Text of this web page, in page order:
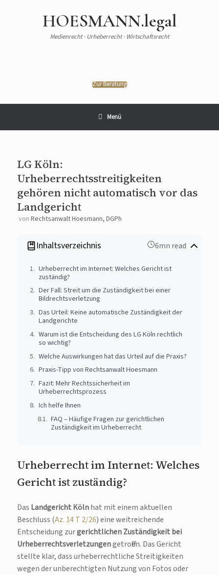
HOESMANN.legal
Medienrecht · Urheberrecht · Wirtschaftsrecht
Zur Beratung
Menü
LG Köln:
Urheberrechtsstreitigkeiten
gehören nicht automatisch vor das
Landgericht
von Rechtsanwalt Hoesmann, DGPh
Inhaltsverzeichnis 6mn read
Urheberrecht im Internet: Welches Gericht ist
zuständig?
Der Fall: Streit um die Zuständigkeit bei einer
Bildrechtsverletzung
Das Urteil: Keine automatische Zuständigkeit der
Landgerichte
Warum ist die Entscheidung des LG Köln rechtlich
so wichtig?
Welche Auswirkungen hat das Urteil auf die Praxis?
Praxis-Tipp von Rechtsanwalt Hoesmann
Fazit: Mehr Rechtssicherheit im
Urheberrechtsprozess
Ich helfe Ihnen
FAQ – Häufige Fragen zur gerichtlichen
Zuständigkeit im Urheberrecht
Urheberrecht im Internet: Welches
Gericht ist zuständig?
Das Landgericht Kölnhat mit einem aktuellen
Beschluss (Az. 14 T 2/26) eine weitreichende
Entscheidung zurgerichtlichen Zuständigkeit bei
Urheberrechtsverletzungengetroffen. Das Gericht
stellte klar, dass urheberrechtliche Streitigkeiten
wegen der unberechtigten Nutzung von Fotos oder